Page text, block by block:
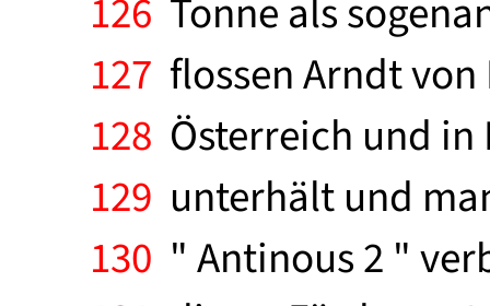
126 Tonne als
127 flossen Arndt
128 Österreich und
129 unterhält und
130 " Antinous 2 "